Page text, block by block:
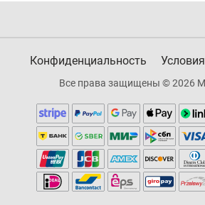
Конфиденциальность
Все права защищены © 2026